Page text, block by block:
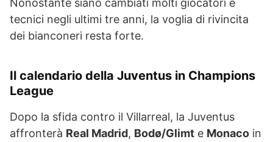
Nonostante siano cambiati molti giocatori e
tecnici negli ultimi tre anni, la voglia di rivincita
dei bianconeri resta forte.
Il calendario della Juventus in Champions
League
Dopo la sfida contro il Villarreal, la Juventus
affronterà Real Madrid, Bodø/Glimt e Monaco in